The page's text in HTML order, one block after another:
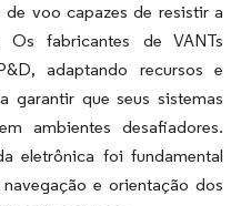
voo capazes de resistir a
Os fabricantes de VANTs
adaptando recursos e
garantir que seus sistemas
ambientes desafiadores.
eletrônica foi fundamental
e orientação dos